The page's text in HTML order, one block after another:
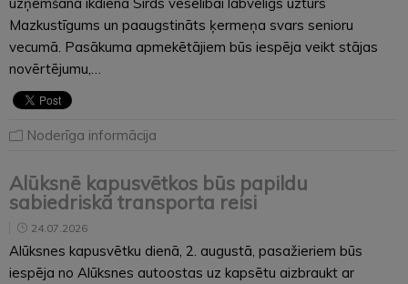
Mazkustīgums un paaugstināts ķermeņa svars senioru
vecumā. Pasākuma apmekētājiem būs iespēja veikt stājas
novērtējumu,…
Noderīga informācija
Alūksnē kapusvētkos būs papildu
sabiedriskā transporta reisi
24.07.2026
Alūksnes kapusvētku dienā, 2. augustā, pasažieriem būs
iespēja no Alūksnes autoostas uz kapsētu aizbraukt ar